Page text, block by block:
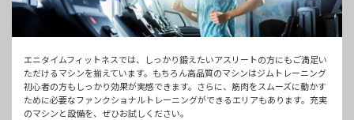
エニタイムフィットネスでは、しっかり鍛えたいアスリートの方にもご満足い
ただけるマシンを揃えています。もちろん高品質のマシンはジムトレーニング
初心者の方もしっかり効果が実感できます。さらに、筋肉をスムーズに動かす
ために必要なファンクショナルトレーニングができるエリアもあります。充実
のマシンと設備を、ぜひお試しください。